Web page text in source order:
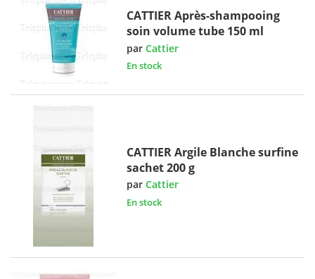
CATTIER Après-shampooing
soin volume tube 150 ml
parCattier
En stock
CATTIER Argile Blanche surfine
sachet 200 g
parCattier
En stock